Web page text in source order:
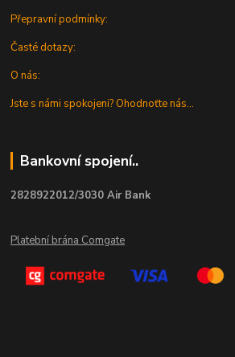
Přepravní podmínky:
Časté dotazy:
O nás:
Jste s námi spokojeni? Ohodnoťte nás...
Bankovní spojení..
2828922012/3030 Air Bank
Platební brána Comgate